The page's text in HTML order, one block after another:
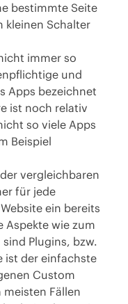
bestimmte Seite
kleinen Schalter
immer so
und
Apps bezeichnet
ist noch relativ
so viele Apps
Beispiel
vergleichbaren
für jede
ein bereits
Aspekte wie zum
Plugins, bzw.
ist der einfachste
Custom
Fällen